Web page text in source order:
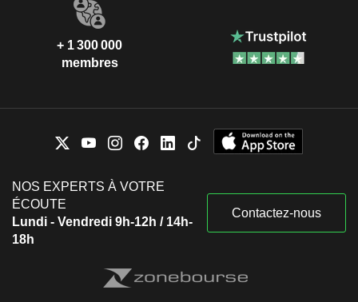
+ 1 300 000
membres
NOS EXPERTS À VOTRE
ÉCOUTE
Lundi - Vendredi 9h-12h / 14h-
18h
Contactez-nous